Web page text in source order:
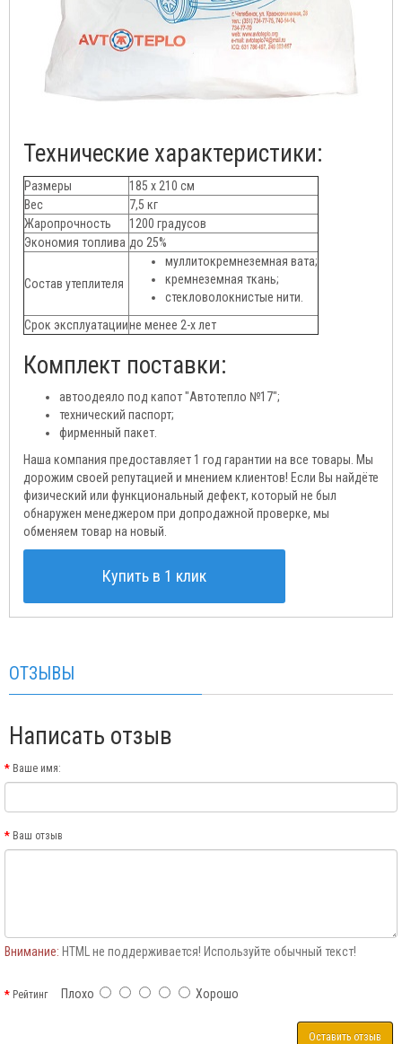
Технические характеристики:
Размеры
185 x 210 см
Вес
7,5 кг
Жаропрочность
1200 градусов
Экономия топлива до 25%
Состав утеплителя
муллитокремнеземная вата;
кремнеземная ткань;
стекловолокнистые нити.
Срок эксплуатациине менее 2-х лет
Комплект поставки:
автоодеяло под капот "Автотепло №17";
технический паспорт;
фирменный пакет.
Наша компания предоставляет 1 год гарантии на все товары. Мы
дорожим своей репутацией и мнением клиентов! Если Вы найдёте
физический или функциональный дефект, который не был
обнаружен менеджером при допродажной проверке, мы
обменяем товар на новый.
Купить в 1 клик
ОТЗЫВЫ
Написать отзыв
Ваше имя:
Ваш отзыв
Внимание: HTML не поддерживается! Используйте обычный текст!
РейтингПлохо Хорошо
Оставить отзыв